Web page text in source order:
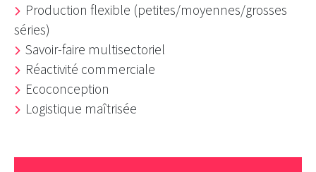
Production flexible (petites/moyennes/grosses
séries)
Savoir-faire multisectoriel
Réactivité commerciale
Ecoconception
Logistique maîtrisée